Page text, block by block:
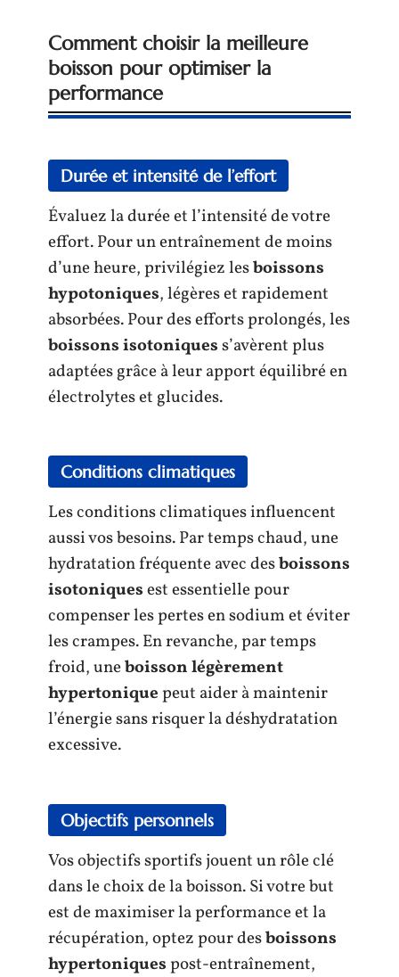
Comment choisir la meilleure
boisson pour optimiser la
performance
Durée et intensité de l’effort
Évaluez la durée et l’intensité de votre
effort. Pour un entraînement de moins
d’une heure, privilégiez lesboissons
hypotoniques, légères et rapidement
absorbées. Pour des efforts prolongés, les
boissons isotoniquess’avèrent plus
adaptées grâce à leur apport équilibré en
électrolytes et glucides.
Conditions climatiques
Les conditions climatiques influencent
aussi vos besoins. Par temps chaud, une
hydratation fréquente avec desboissons
isotoniquesest essentielle pour
compenser les pertes en sodium et éviter
les crampes. En revanche, par temps
froid, uneboisson légèrement
hypertoniquepeut aider à maintenir
l’énergie sans risquer la déshydratation
excessive.
Objectifs personnels
Vos objectifs sportifs jouent un rôle clé
dans le choix de la boisson. Si votre but
est de maximiser la performance et la
récupération, optez pour desboissons
hypertoniquespost-entraînement,